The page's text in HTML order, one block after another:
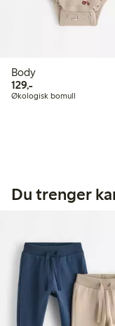
Body
129,-129,00 kr
Økologisk bomull
Du trenger